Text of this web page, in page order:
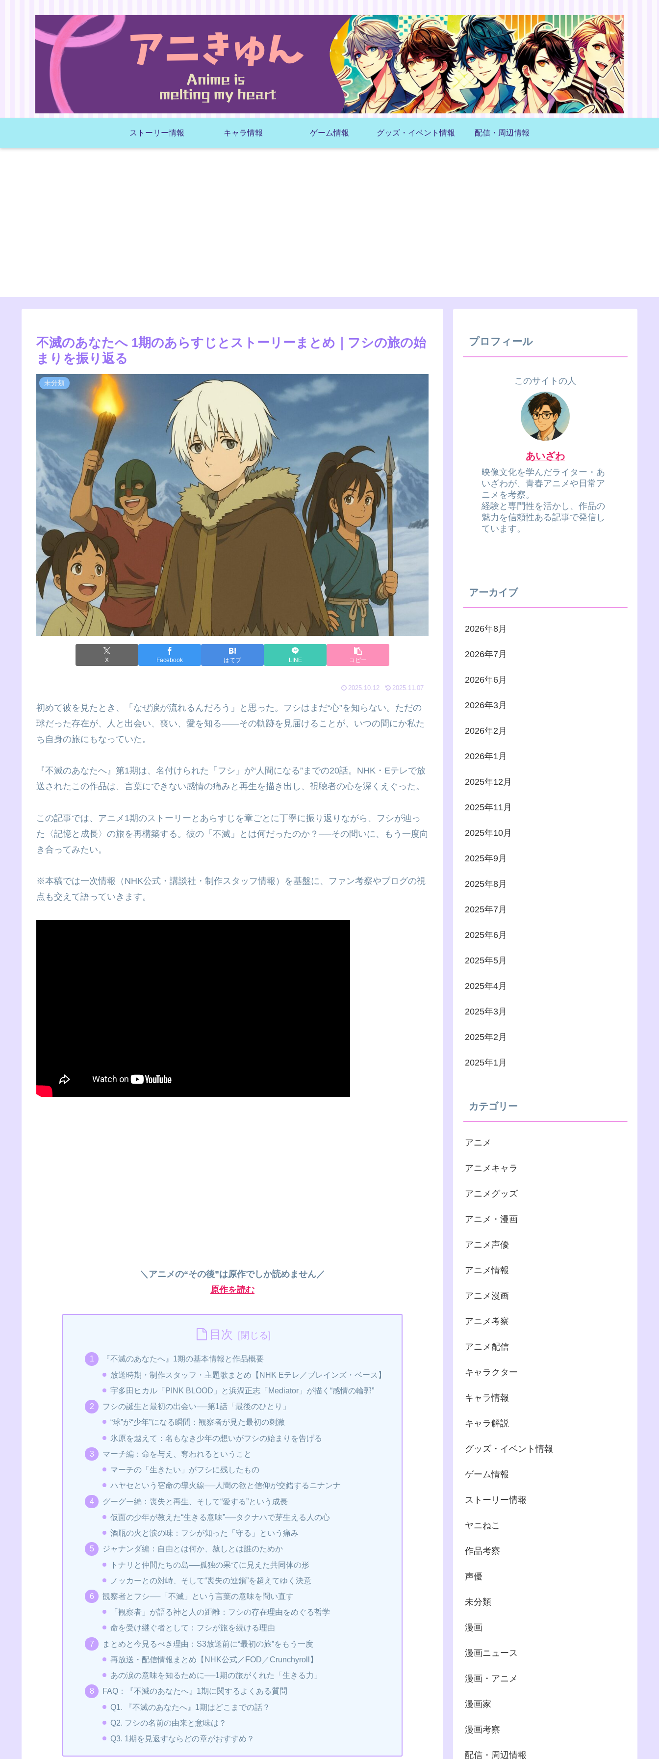
ストーリー情報 キャラ情報 ゲーム情報 グッズ・イベント情報 配信・周辺情報
不滅のあなたへ 1期のあらすじとストーリーまとめ｜フシの旅の始
まりを振り返る
未分類
X Facebook はてブ LINE コピー
2025.10.12 2025.11.07
初めて彼を見たとき、「なぜ涙が流れるんだろう」と思った。フシはまだ“心”を知らない。ただの
球だった存在が、人と出会い、喪い、愛を知る——その軌跡を見届けることが、いつの間にか私た
ち自身の旅にもなっていた。
『不滅のあなたへ』第1期は、名付けられた「フシ」が“人間になる”までの20話。NHK・Eテレで放
送されたこの作品は、言葉にできない感情の痛みと再生を描き出し、視聴者の心を深くえぐった。
この記事では、アニメ1期のストーリーとあらすじを章ごとに丁寧に振り返りながら、フシが辿っ
た〈記憶と成長〉の旅を再構築する。彼の「不滅」とは何だったのか？──その問いに、もう一度向
き合ってみたい。
※本稿では一次情報（NHK公式・講談社・制作スタッフ情報）を基盤に、ファン考察やブログの視
点も交えて語っていきます。
＼アニメの“その後”は原作でしか読めません／
原作を読む
目次
『不滅のあなたへ』1期の基本情報と作品概要
放送時期・制作スタッフ・主題歌まとめ【NHK Eテレ／ブレインズ・ベース】
宇多田ヒカル「PINK BLOOD」と浜渦正志「Mediator」が描く“感情の輪郭”
フシの誕生と最初の出会い──第1話「最後のひとり」
“球”が“少年”になる瞬間：観察者が見た最初の刺激
氷原を越えて：名もなき少年の想いがフシの始まりを告げる
マーチ編：命を与え、奪われるということ
マーチの「生きたい」がフシに残したもの
ハヤセという宿命の導火線──人間の欲と信仰が交錯するニナンナ
グーグー編：喪失と再生、そして“愛する”という成長
仮面の少年が教えた“生きる意味”──タクナハで芽生える人の心
酒瓶の火と涙の味：フシが知った「守る」という痛み
ジャナンダ編：自由とは何か、赦しとは誰のためか
トナリと仲間たちの島──孤独の果てに見えた共同体の形
ノッカーとの対峙、そして“喪失の連鎖”を超えてゆく決意
観察者とフシ──「不滅」という言葉の意味を問い直す
「観察者」が語る神と人の距離：フシの存在理由をめぐる哲学
命を受け継ぐ者として：フシが旅を続ける理由
まとめと今見るべき理由：S3放送前に“最初の旅”をもう一度
再放送・配信情報まとめ【NHK公式／FOD／Crunchyroll】
あの涙の意味を知るために──1期の旅がくれた「生きる力」
FAQ：『不滅のあなたへ』1期に関するよくある質問
Q1. 『不滅のあなたへ』1期はどこまでの話？
Q2. フシの名前の由来と意味は？
Q3. 1期を見返すならどの章がおすすめ？
プロフィール
このサイトの人
あいざわ
映像文化を学んだライター・あ
いざわが、青春アニメや日常ア
ニメを考察。
経験と専門性を活かし、作品の
魅力を信頼性ある記事で発信し
ています。
アーカイブ
2026年8月
2026年7月
2026年6月
2026年3月
2026年2月
2026年1月
2025年12月
2025年11月
2025年10月
2025年9月
2025年8月
2025年7月
2025年6月
2025年5月
2025年4月
2025年3月
2025年2月
2025年1月
カテゴリー
アニメ
アニメキャラ
アニメグッズ
アニメ・漫画
アニメ声優
アニメ情報
アニメ漫画
アニメ考察
アニメ配信
キャラクター
キャラ情報
キャラ解説
グッズ・イベント情報
ゲーム情報
ストーリー情報
ヤニねこ
作品考察
声優
未分類
漫画
漫画ニュース
漫画・アニメ
漫画家
漫画考察
配信・周辺情報